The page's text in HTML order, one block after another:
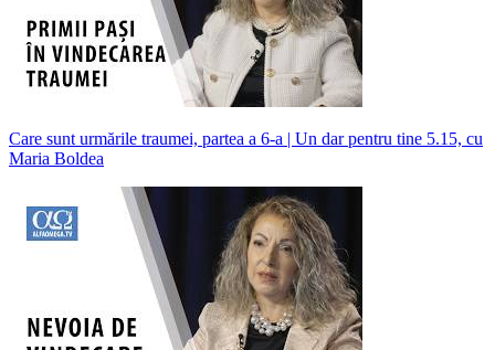
Care sunt urmările traumei, partea a 6-a | Un dar pentru tine 5.15, cu
Maria Boldea